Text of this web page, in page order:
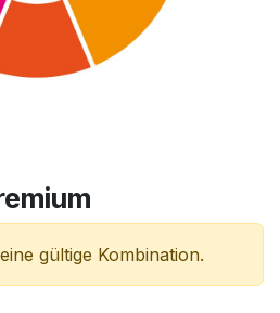
gültige Kombination.